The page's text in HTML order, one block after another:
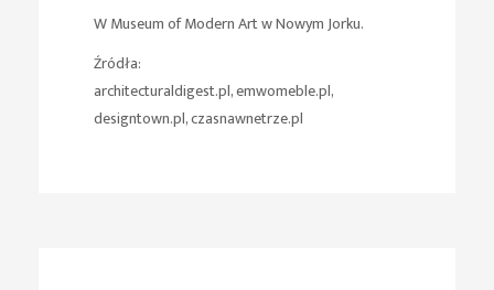
W Museum of Modern Art w Nowym Jorku.
Źródła:
architecturaldigest.pl, emwomeble.pl,
designtown.pl, czasnawnetrze.pl